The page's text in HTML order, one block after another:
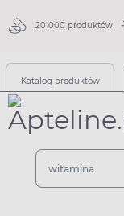
20 000 produktów
Katalog produktów